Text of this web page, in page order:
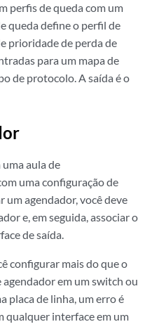
perfis de queda com um
queda define o perfil de
prioridade de perda de
para um mapa de
de protocolo. A saída é o
aula de
uma configuração de
um agendador, você deve
e, em seguida, associar o
de saída.
configurar mais do que o
em um switch ou
placa de linha, um erro é
qualquer interface em um